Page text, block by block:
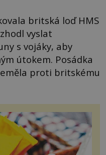
britská loď HMS
vyslat
s vojáky, aby
útokem. Posádka
proti britskému